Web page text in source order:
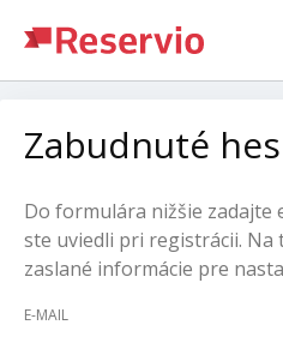
Zabudnuté
Do formulára nižšie zadajte
ste uviedli pri registrácii. Na
zaslané informácie pre
E-MAIL